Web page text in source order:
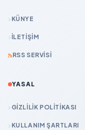
KÜNYE
İLETIŞIM
RSS SERVISI
YASAL
GIZLILIK POLITIKASI
KULLANIM ŞARTLARI